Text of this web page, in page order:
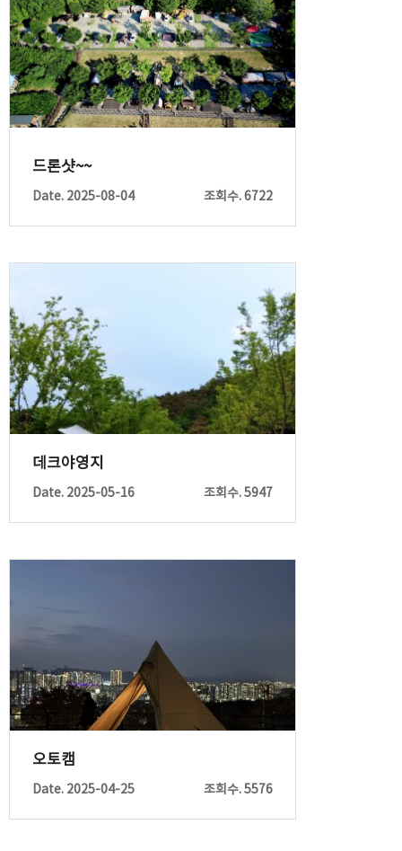
드론샷~~
Date. 2025-08-04 조회수. 6722
데크야영지
Date. 2025-05-16 조회수. 5947
오토캠
Date. 2025-04-25 조회수. 5576